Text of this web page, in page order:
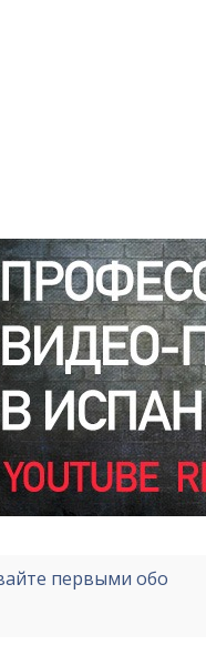
первыми обо